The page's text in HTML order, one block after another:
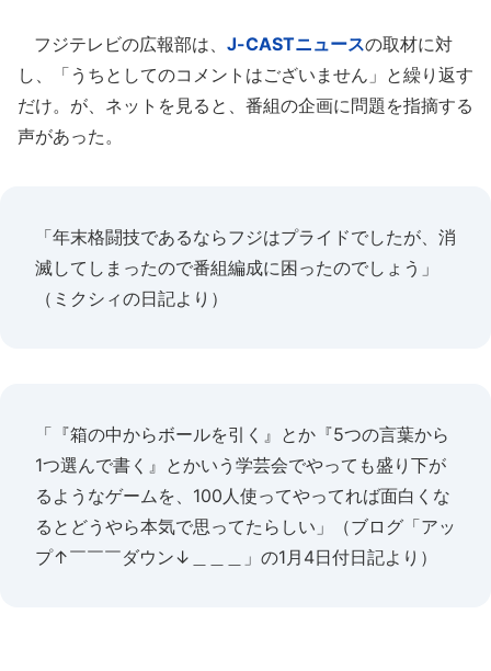
フジテレビの広報部は、 J-CASTニュースの取材に対
し、「うちとしてのコメントはございません」と繰り返す
だけ。が、ネットを見ると、番組の企画に問題を指摘する
声があった。
「年末格闘技であるならフジはプライドでしたが、消
滅してしまったので番組編成に困ったのでしょう」
（ミクシィの日記より）
「『箱の中からボールを引く』とか『5つの言葉から
1つ選んで書く』とかいう学芸会でやっても盛り下が
るようなゲームを、100人使ってやってれば面白くな
るとどうやら本気で思ってたらしい」（ブログ「アッ
プ↑￣￣￣ダウン↓＿＿＿」の1月4日付日記より）